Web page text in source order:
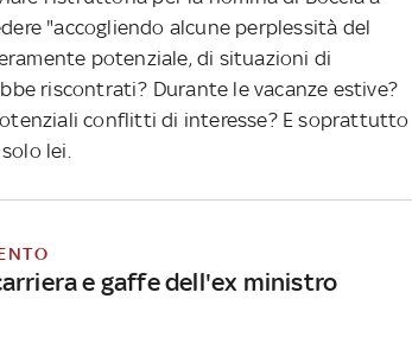
"accogliendo alcune perplessità del
potenziale, di situazioni di
riscontrati? Durante le vacanze estive?
conflitti di interesse? E soprattutto
lei.
e gaffe dell'ex ministro